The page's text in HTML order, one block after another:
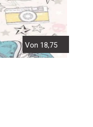
Von 18,75